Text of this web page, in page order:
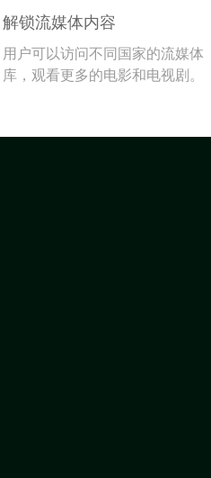
解锁流媒体内容
用户可以访问不同国家的流媒体
库，观看更多的电影和电视剧。